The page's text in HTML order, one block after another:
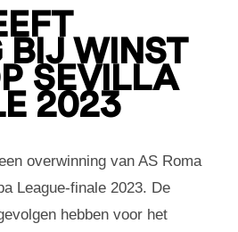
BIJ WINST
SEVILLA
2023
overwinning van AS Roma
League-finale 2023. De
hebben voor het